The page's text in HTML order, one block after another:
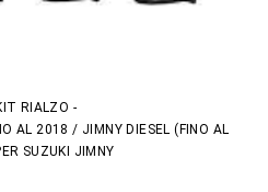
RIALZO -
AL 2018 / JIMNY DIESEL (FINO AL
SUZUKI JIMNY